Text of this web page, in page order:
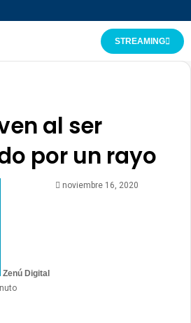
STREAMING
al ser
por un rayo
Zenú Digital
noviembre 16, 2020